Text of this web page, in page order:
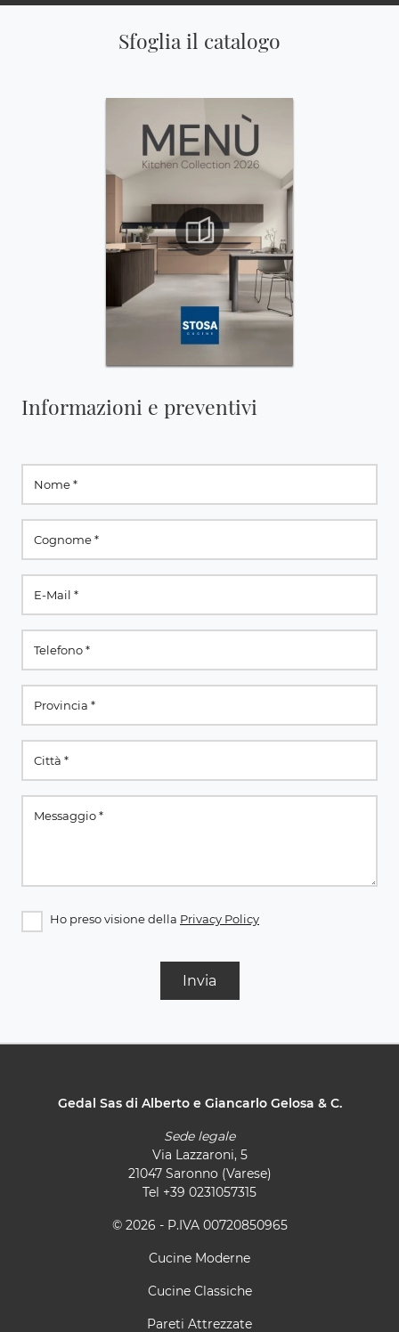
Sfoglia il catalogo
Informazioni e preventivi
Ho preso visione della Privacy Policy
Invia
Gedal Sas di Alberto e Giancarlo Gelosa & C.
Sede legale
Via Lazzaroni, 5
21047 Saronno (Varese)
Tel +39 0231057315
© 2026 - P.IVA 00720850965
Cucine Moderne
Cucine Classiche
Pareti Attrezzate